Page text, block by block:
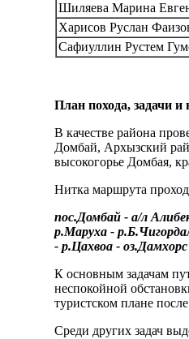
Шиляева Марина
Харисов Руслан
Сафиуллин Рустем
План похода, задачи
В качестве района
Домбай, Архызский
высокогорье Домбая,
Нитка маршрута
пос.Домбай - а/л
р.Маруха -
- р.Цахвоа -
К основным задачам
неспокойной
туристском плане
Среди других задач